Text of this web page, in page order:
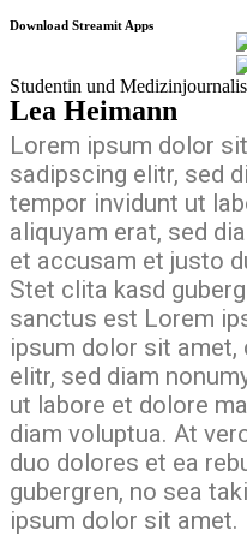
Download Streamit Apps
Studentin und
Lea Heimann
Lorem ipsum dolor
sadipscing elitr, sed
tempor invidunt ut
aliquyam erat, sed
et accusam et justo
Stet clita kasd
sanctus est Lorem
ipsum dolor sit
elitr, sed diam
ut labore et dolore
diam voluptua. At
duo dolores et ea
gubergren, no sea
ipsum dolor sit amet.